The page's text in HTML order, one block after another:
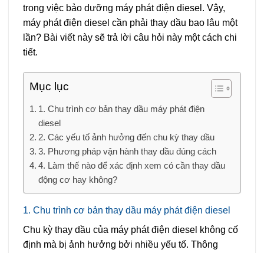
trong việc bảo dưỡng máy phát điện diesel. Vậy,
máy phát điện diesel cần phải thay dầu bao lâu một
lần? Bài viết này sẽ trả lời câu hỏi này một cách chi
tiết.
Mục lục
1. Chu trình cơ bản thay dầu máy phát điện
diesel
2. Các yếu tố ảnh hưởng đến chu kỳ thay dầu
3. Phương pháp vận hành thay dầu đúng cách
4. Làm thế nào để xác định xem có cần thay dầu
động cơ hay không?
1. Chu trình cơ bản thay dầu máy phát điện diesel
Chu kỳ thay dầu của máy phát điện diesel không cố
định mà bị ảnh hưởng bởi nhiều yếu tố. Thông